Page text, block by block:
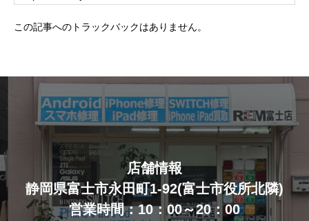
この記事へのトラックバックはありません。
店舗情報
静岡県富士市永田町1-92(富士市役所北隣)
営業時間：10：00～20：00